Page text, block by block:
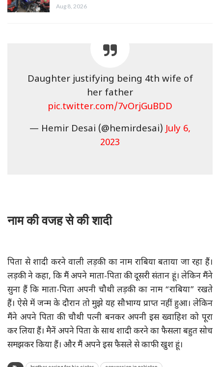
Aug 8, 2026
Daughter justifying being 4th wife of
her father
pic.twitter.com/7vOrjGuBDD
— Hemir Desai (@hemirdesai)July 6,
2023
नाम की वजह से की शादी
पिता से शादी करने वाली लड़की का नाम राबिया बताया जा रहा हैं।
लड़की ने कहा, कि मैं अपने माता-पिता की दूसरी संतान हूं। लेकिन मैंने
सुना हैं कि माता-पिता अपनी चौथी लड़की का नाम “राबिया” रखते
हैं। ऐसे में जन्म के दौरान तो मुझे यह सौभाग्य प्राप्त नहीं हुआ। लेकिन
मैंने अपने पिता की चौथी पत्नी बनकर अपनी इस ख्वाहिश को पूरा
कर लिया हैं। मैनें अपने पिता के साथ शादी करने का फैसला बहुत सोच
समझकर किया हैं। और मैं अपने इस फैसले से काफी खुश हूं।